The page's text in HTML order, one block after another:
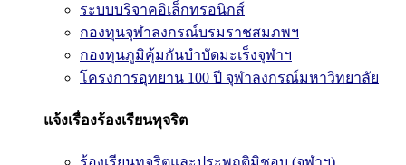
ระบบบริจาคอิเล็กทรอนิกส์
กองทุนจุฬาลงกรณ์บรมราชสมภพฯ
กองทุนภูมิคุ้มกันบำบัดมะเร็งจุฬาฯ
โครงการอุทยาน 100 ปี จุฬาลงกรณ์มหาวิทยาลัย
แจ้งเรื่องร้องเรียนทุจริต
ร้องเรียนทุจริตและประพฤติมิชอบ (จุฬาฯ)